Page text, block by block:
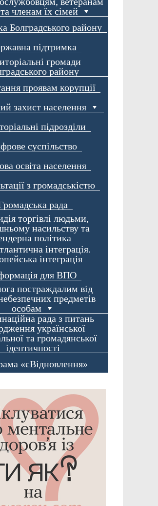
членам їх сімей
Болградського району
підтримка
громади
району
проявам корупції
захист населення
підрозділи
суспільство
освіта населення
з громадськістю
рада
торгівлі людьми,
насильству та
політика
інтеграція.
інтеграція
для ВПО
постраждалим від
предметів
особам
рада з питань
української
та громадянської
ідентичності
«єВідновлення»